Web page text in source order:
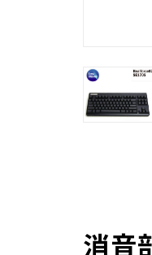
消音